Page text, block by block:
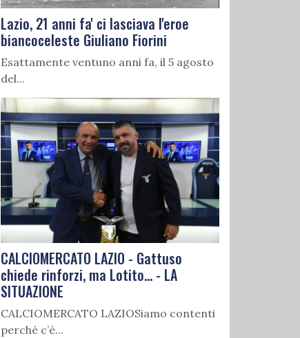
Lazio, 21 anni fa' ci lasciava l'eroe
biancoceleste Giuliano Fiorini
Esattamente ventuno anni fa, il 5 agosto
del...
CALCIOMERCATO LAZIO - Gattuso
chiede rinforzi, ma Lotito... - LA
SITUAZIONE
CALCIOMERCATO LAZIOSiamo contenti
perché c’è...